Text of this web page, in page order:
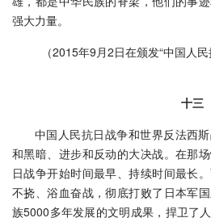
强大力量。
（2015年9月2日在颁发“中国人
十三
中国人民抗日战争和世界反法西
和黑暗、进步和反动的大决战。在那
日战争开始时间最早、持续时间最长
不挠、浴血奋战，彻底打败了日本军
族5000多年发展的文明成果，捍卫了